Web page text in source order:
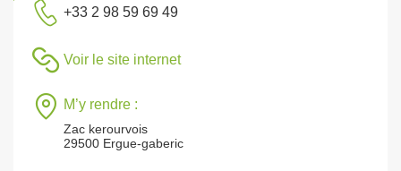
+33 2 98 59 69 49
Voir le site internet
M’y rendre :
Zac kerourvois
29500 Ergue-gaberic